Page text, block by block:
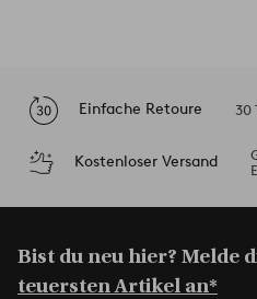
Einfache Retoure 30
Kostenloser Versand
Bist du neu hier? Melde
teuersten Artikel an*